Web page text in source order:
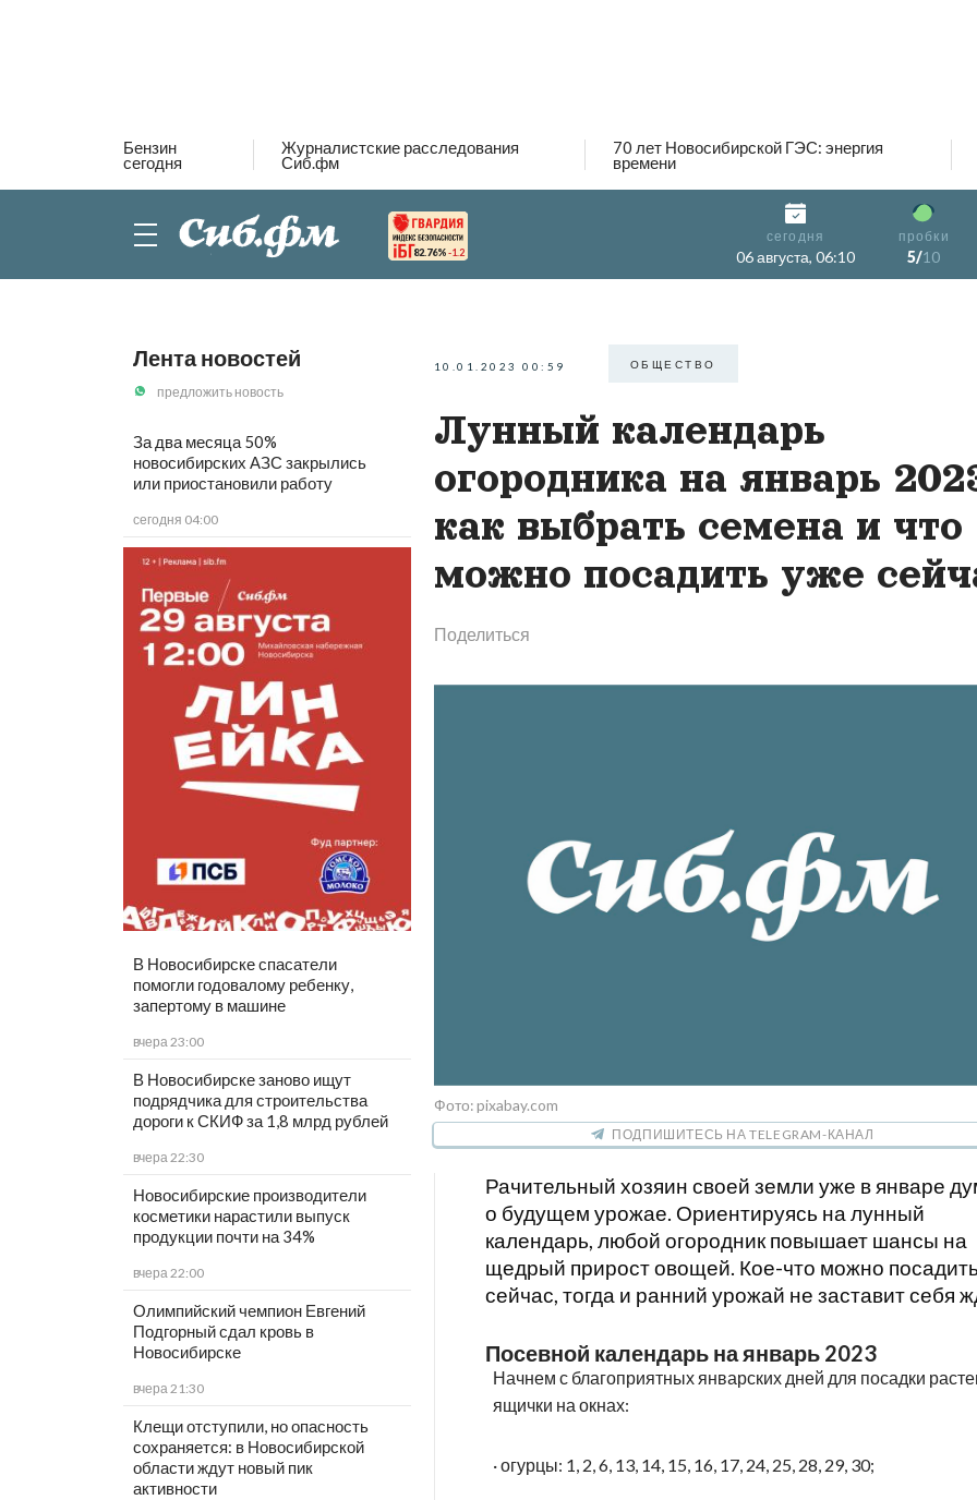
Бензин
сегодня
Журналистские расследования
Сиб.фм
70 лет Новосибирской ГЭС: энергия
времени
82.76% -1.2
сегодня
06 августа, 06:10
пробки
5/10
Лента новостей
предложить новость
За два месяца 50%
новосибирских АЗС закрылись
или приостановили работу
сегодня 04:00
В Новосибирске спасатели
помогли годовалому ребенку,
запертому в машине
вчера 23:00
В Новосибирске заново ищут
подрядчика для строительства
дороги к СКИФ за 1,8 млрд рублей
вчера 22:30
Новосибирские производители
косметики нарастили выпуск
продукции почти на 34%
вчера 22:00
Олимпийский чемпион Евгений
Подгорный сдал кровь в
Новосибирске
вчера 21:30
Клещи отступили, но опасность
сохраняется: в Новосибирской
области ждут новый пик
активности
10.01.2023 00:59 ОБЩЕСТВО
Лунный календарь
огородника на январь
как выбрать семена и что
можно посадить уже
Поделиться
Фото: pixabay.com
ПОДПИШИТЕСЬ НА TELEGRAM-КАНАЛ
Рачительный хозяин своей земли уже в январе
о будущем урожае. Ориентируясь на лунный
календарь, любой огородник повышает шансы на
щедрый прирост овощей. Кое-что можно
сейчас, тогда и ранний урожай не заставит себя
Посевной календарь на январь 2023
Начнем с благоприятных январских дней для посадки
ящички на окнах:
·огурцы: 1, 2, 6, 13, 14, 15, 16, 17, 24, 25, 28, 29, 30;